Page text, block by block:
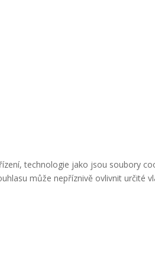
technologie jako jsou soubory
může nepříznivě ovlivnit určité